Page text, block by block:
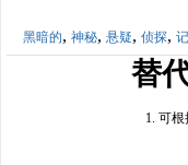
黑暗的, 神秘, 悬疑, 侦探,
替
可根